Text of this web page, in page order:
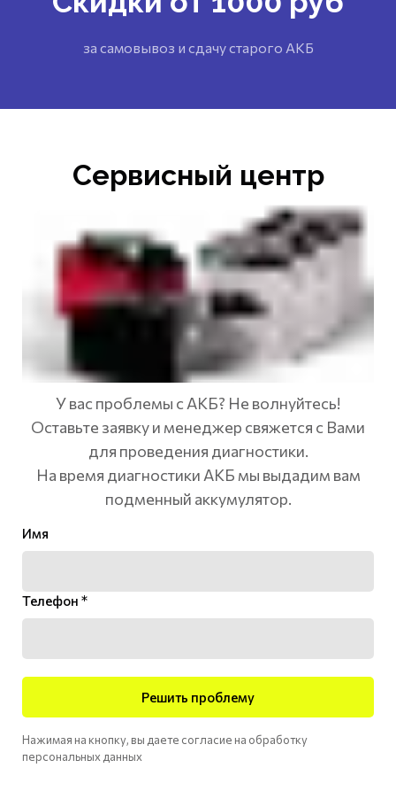
за самовывоз и сдачу старого АКБ
Сервисный центр
У вас проблемы с АКБ? Не волнуйтесь!
Оставьте заявку и менеджер свяжется с Вами
для проведения диагностики.
На время диагностики АКБ мы выдадим вам
подменный аккумулятор.
Имя
Телефон *
Решить проблему
Нажимая на кнопку, вы даете согласие на обработку
персональных данных